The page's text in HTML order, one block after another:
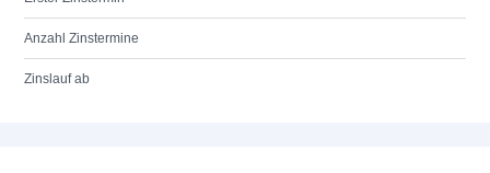
Anzahl Zinstermine
Zinslauf ab